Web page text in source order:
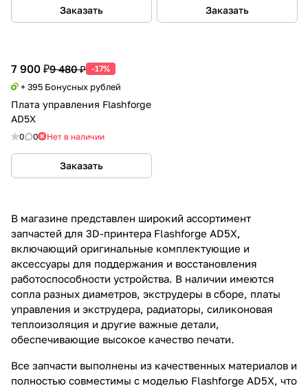
Заказать Заказать
7 900 ₽9 480 ₽ -17%
+ 395 Бонусных рублей
Плата управления Flashforge
AD5X
0 0 Нет в наличии
Заказать
В магазине представлен широкий ассортимент
запчастей для 3D-принтера Flashforge AD5X,
включающий оригинальные комплектующие и
аксессуары для поддержания и восстановления
работоспособности устройства. В наличии имеются
сопла разных диаметров, экструдеры в сборе, платы
управления и экструдера, радиаторы, силиконовая
теплоизоляция и другие важные детали,
обеспечивающие высокое качество печати.
Все запчасти выполнены из качественных материалов и
полностью совместимы с моделью Flashforge AD5X, что